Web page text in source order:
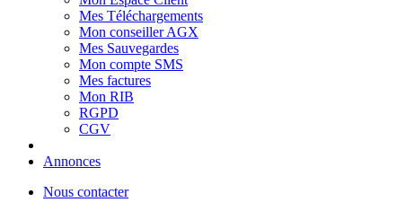
Mes Téléchargements
Mon conseiller AGX
Mes Sauvegardes
Mon compte SMS
Mes factures
Mon RIB
RGPD
CGV
Annonces
Nous contacter